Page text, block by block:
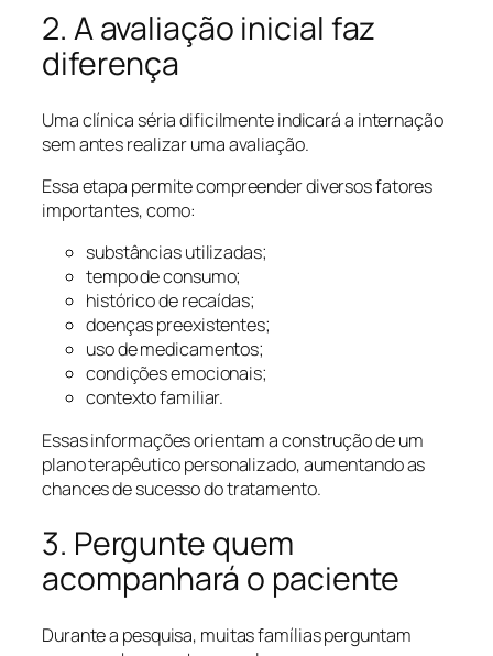
2. A avaliação inicial faz
diferença
Uma clínica séria dificilmente indicará a internação
sem antes realizar uma avaliação.
Essa etapa permite compreender diversos fatores
importantes, como:
substâncias utilizadas;
tempo de consumo;
histórico de recaídas;
doenças preexistentes;
uso de medicamentos;
condições emocionais;
contexto familiar.
Essas informações orientam a construção de um
plano terapêutico personalizado, aumentando as
chances de sucesso do tratamento.
3. Pergunte quem
acompanhará o paciente
Durante a pesquisa, muitas famílias perguntam